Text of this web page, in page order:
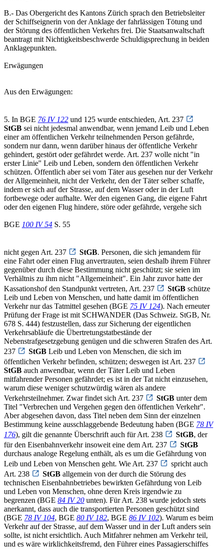
B.- Das Obergericht des Kantons Zürich sprach den Betriebsleiter
der Schiffseignerin von der Anklage der fahrlässigen Tötung und
der Störung des öffentlichen Verkehrs frei. Die Staatsanwaltschaft
beantragt mit Nichtigkeitsbeschwerde Schuldigsprechung in beiden
Anklagepunkten.
Erwägungen
Aus den Erwägungen:
5. In BGE 76 IV 122 und 125 wurde entschieden, Art. 237
StGB sei nicht jedesmal anwendbar, wenn jemand Leib und Leben
einer am öffentlichen Verkehr teilnehmenden Person gefährde,
sondern nur dann, wenn darüber hinaus der öffentliche Verkehr
gehindert, gestört oder gefährdet werde. Art. 237 wolle nicht "in
erster Linie" Leib und Leben, sondern den öffentlichen Verkehr
schützen. Öffentlich aber sei vom Täter aus gesehen nur der Verkehr
der Allgemeinheit, nicht der Verkehr, den der Täter selber schaffe,
indem er sich auf der Strasse, auf dem Wasser oder in der Luft
fortbewege oder aufhalte. Wer den eigenen Gang, die eigene Fahrt
oder den eigenen Flug hindere, störe oder gefährde, vergehe sich
BGE 100 IV 54 S. 55
nicht gegen Art. 237 StGB. Personen, die sich jemandem für
eine Fahrt oder einen Flug anvertrauten, seien deshalb ihrem Führer
gegenüber durch diese Bestimmung nicht geschützt; sie seien im
Verhältnis zu ihm nicht "Allgemeinheit". Ein Jahr zuvor hatte der
Kassationshof den Standpunkt vertreten, Art. 237
StGB schütze
Leib und Leben von Menschen, und hatte damit im öffentlichen
Verkehr nur das Tatmittel gesehen (BGE 75 IV 124). Nach erneuter
Prüfung der Frage ist mit SCHWANDER (Das Schweiz. StGB, Nr.
678 S. 444) festzustellen, dass zur Sicherung der eigentlichen
Verkehrsabläufe die Übertretungstatbestände der
Nebenstrafgesetzgebung genügen und die schweren Strafen des Art.
237
StGB Leib und Leben von Menschen, die sich im
öffentlichen Verkehr befinden, schützen; deswegen ist Art. 237
StGB auch anwendbar, wenn der Täter Leib und Leben
mitfahrender Personen gefährdet; es ist in der Tat nicht einzusehen,
warum diese weniger schutzwürdig wären als andere
Verkehrsteilnehmer. Zwar findet sich Art. 237
StGB unter dem
Titel "Verbrechen und Vergehen gegen den öffentlichen Verkehr".
Aber abgesehen davon, dass Titel neben dem Sinn der einzelnen
Bestimmung keine ausschlaggebende Bedeutung haben (BGE 78 IV
176), gilt die genannte Überschrift auch für Art. 238 StGB, der
für den Eisenbahnverkehr insoweit eine dem Art. 237
StGB
durchaus analoge Regelung enthält, als es um die Gefährdung von
Leib und Leben von Menschen geht. Wie Art. 237
spricht auch
Art. 238
StGB allgemein von der durch die Störung des
technischen Eisenbahnbetriebes bewirkten Gefährdung von Leib
und Leben von Menschen, ohne deren Kreis irgendwie zu
begrenzen (BGE 84 IV 20 unten). Für Art. 238 wurde jedoch stets
anerkannt, dass auch die transportierten Personen geschützt sind
(BGE 78 IV 104, BGE 80 IV 182, BGE 86 IV 102). Warum es beim
Verkehr auf der Strasse, auf dem Wasser und in der Luft anders sein
sollte, ist nicht ersichtlich. Auch Mitfahrer nehmen am Verkehr teil,
und es wäre wirklichkeitsfremd, den Führer eines Passagierschiffes